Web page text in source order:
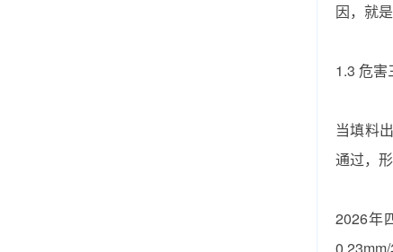
因，就
1.3 危
当填料
通过，
2026年